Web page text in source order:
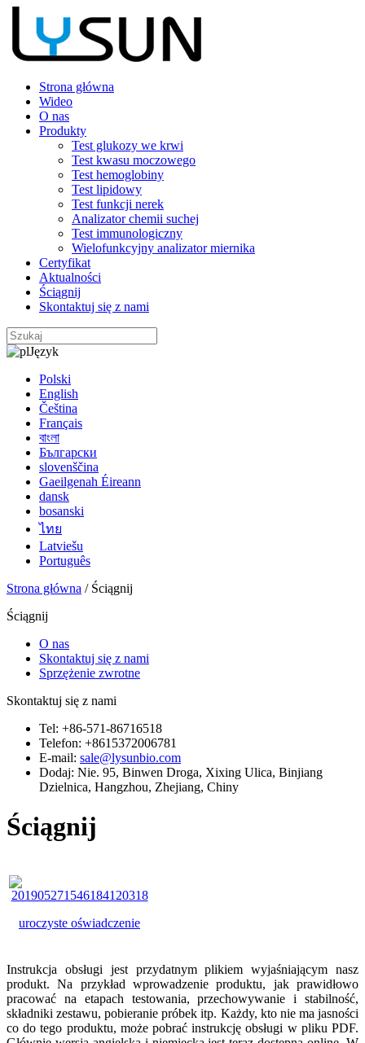
Strona główna
Wideo
O nas
Produkty
Test glukozy we krwi
Test kwasu moczowego
Test hemoglobiny
Test lipidowy
Test funkcji nerek
Analizator chemii suchej
Test immunologiczny
Wielofunkcyjny analizator miernika
Certyfikat
Aktualności
Ściągnij
Skontaktuj się z nami
Język
Polski
English
Čeština
Français
বাংলা
Български
slovenščina
Gaeilgenah Éireann
dansk
bosanski
ไทย
Latviešu
Português
Strona główna / Ściągnij
Ściągnij
O nas
Skontaktuj się z nami
Sprzężenie zwrotne
Skontaktuj się z nami
Tel: +86-571-86716518
Telefon: +8615372006781
E-mail: sale@lysunbio.com
Dodaj: Nie. 95, Binwen Droga, Xixing Ulica, Binjiang
Dzielnica, Hangzhou, Zhejiang, Chiny
Ściągnij
uroczyste oświadczenie
Instrukcja obsługi jest przydatnym plikiem wyjaśniającym nasz
produkt. Na przykład wprowadzenie produktu, jak prawidłowo
pracować na etapach testowania, przechowywanie i stabilność,
składniki zestawu, pobieranie próbek itp. Każdy, kto nie ma jasności
co do tego produktu, może pobrać instrukcję obsługi w pliku PDF.